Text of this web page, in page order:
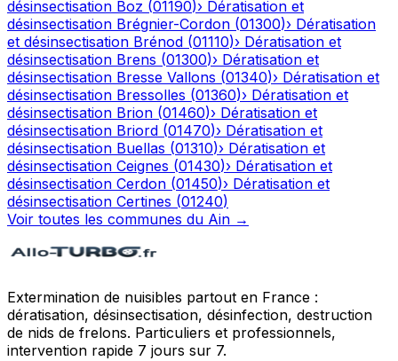
désinsectisation Boz (01190)› Dératisation et
désinsectisation Brégnier-Cordon (01300)› Dératisation
et désinsectisation Brénod (01110)› Dératisation et
désinsectisation Brens (01300)› Dératisation et
désinsectisation Bresse Vallons (01340)› Dératisation et
désinsectisation Bressolles (01360)› Dératisation et
désinsectisation Brion (01460)› Dératisation et
désinsectisation Briord (01470)› Dératisation et
désinsectisation Buellas (01310)› Dératisation et
désinsectisation Ceignes (01430)› Dératisation et
désinsectisation Cerdon (01450)› Dératisation et
désinsectisation Certines (01240)
Voir toutes les communes du Ain →
Extermination de nuisibles partout en France :
dératisation, désinsectisation, désinfection, destruction
de nids de frelons. Particuliers et professionnels,
intervention rapide 7 jours sur 7.